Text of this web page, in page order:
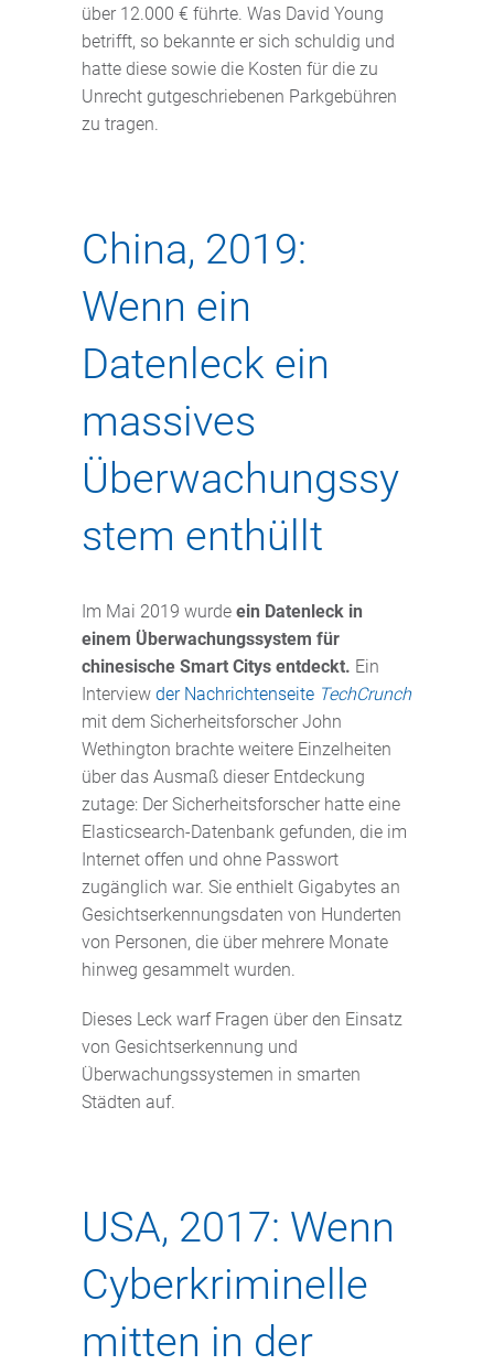
über 12.000 € führte. Was David Young
betrifft, so bekannte er sich schuldig und
hatte diese sowie die Kosten für die zu
Unrecht gutgeschriebenen Parkgebühren
zu tragen.
China, 2019:
Wenn ein
Datenleck ein
massives
Überwachungssy
stem enthüllt
Im Mai 2019 wurde ein Datenleck in
einem Überwachungssystem für
chinesische Smart Citys entdeckt. Ein
Interview der Nachrichtenseite TechCrunch
mit dem Sicherheitsforscher John
Wethington brachte weitere Einzelheiten
über das Ausmaß dieser Entdeckung
zutage: Der Sicherheitsforscher hatte eine
Elasticsearch-Datenbank gefunden, die im
Internet offen und ohne Passwort
zugänglich war. Sie enthielt Gigabytes an
Gesichtserkennungsdaten von Hunderten
von Personen, die über mehrere Monate
hinweg gesammelt wurden.
Dieses Leck warf Fragen über den Einsatz
von Gesichtserkennung und
Überwachungssystemen in smarten
Städten auf.
USA, 2017: Wenn
Cyberkriminelle
mitten in der